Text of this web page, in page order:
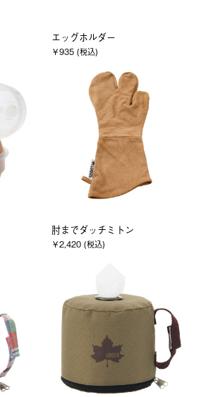
エッグホルダー
￥935 (税込)
肘までダッチミトン
￥2,420 (税込)